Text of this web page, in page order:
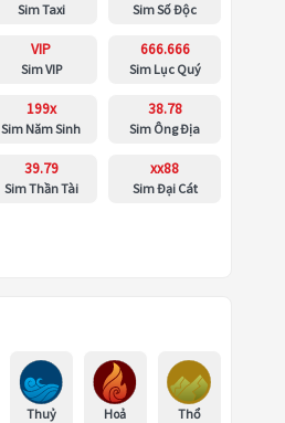
Sim Taxi Sim Số Độc
VIP
Sim VIP
666.666
Sim Lục Quý
199x
Sim Năm Sinh
38.78
Sim Ông Địa
39.79
Sim Thần Tài
xx88
Sim Đại Cát
Thuỷ Hoả Thổ